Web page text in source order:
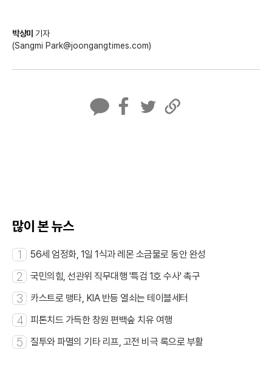
박상미 기자
(Sangmi Park@joongangtimes.com)
많이 본 뉴스
1 56세 엄정화, 1일 1식과 레몬 소금물로 동안 완성
2 국민의힘, 선관위 직무대행 '특검 1호 수사' 촉구
3 카스트로 맹타, KIA 반등 열쇠는 테이블세터
4 피톤치드 가득한 창원 편백숲 치유 여행
5 질투와 파멸의 기타 리프, 고전 비극 록으로 부활